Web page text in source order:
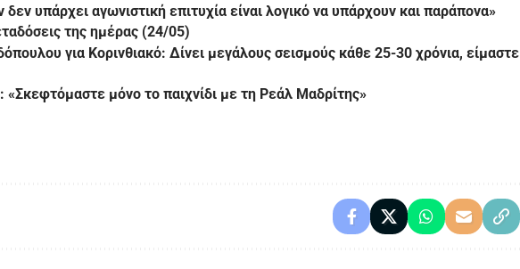
δεν υπάρχει αγωνιστική επιτυχία είναι λογικό να υπάρχουν και παράπονα»
της ημέρας (24/05)
για Κορινθιακό: Δίνει μεγάλους σεισμούς κάθε 25-30 χρόνια, είμαστε
«Σκεφτόμαστε μόνο το παιχνίδι με τη Ρεάλ Μαδρίτης»